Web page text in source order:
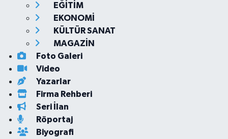
EĞİTİM
EKONOMİ
KÜLTÜR SANAT
MAGAZİN
Foto Galeri
Video
Yazarlar
Firma Rehberi
Seri İlan
Röportaj
Biyografi